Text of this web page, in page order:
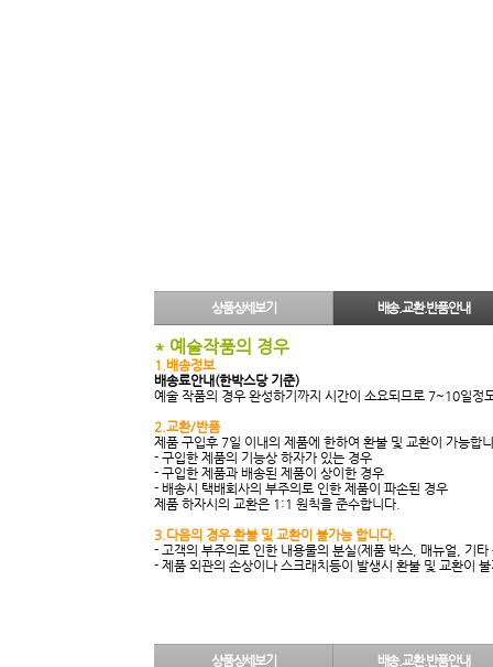
상품상세보기 배송.교환.반품안내
* 예술작품의 경우
1.배송정보
배송료안내(한박스당 기준)
예술 작품의 경우 완성하기까지 시간이 소요되므로 7~10일정
2.교환/반품
제품 구입후 7일 이내의 제품에 한하여 환불 및 교환이 가능합
- 구입한 제품의 기능상 하자가 있는 경우
- 구입한 제품과 배송된 제품이 상이한 경우
- 배송시 택배회사의 부주의로 인한 제품이 파손된 경우
제품 하자시의 교환은 1:1 원칙을 준수합니다.
3.다음의 경우 환불 및 교환이 불가능 합니다.
- 고객의 부주의로 인한 내용물의 분실(제품 박스, 매뉴얼, 기타
- 제품 외관의 손상이나 스크래치등이 발생시 환불 및 교환이
상품상세보기 배송.교환.반품안내